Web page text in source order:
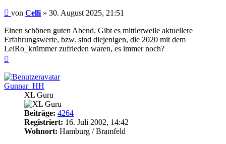
Beitrag
von Celli » 30. August 2025, 21:51
Einen schönen guten Abend. Gibt es mittlerweile aktuellere
Erfahrungswerte, bzw. sind diejenigen, die 2020 mit dem
LeiRo_krümmer zufrieden waren, es immer noch?
Gunnar_HH
XL Guru
Beiträge: 4264
Registriert: 16. Juli 2002, 14:42
Wohnort: Hamburg / Bramfeld